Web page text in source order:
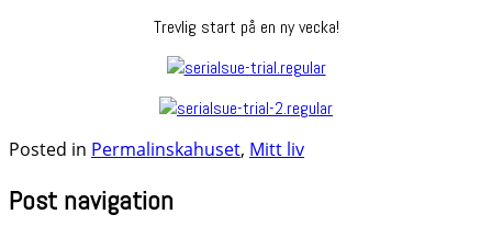
Trevlig start på en ny vecka!
Posted in Permalinskahuset, Mitt liv
Post navigation